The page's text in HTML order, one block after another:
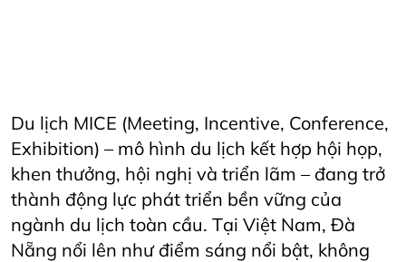
Du lịch MICE (Meeting, Incentive, Conference,
Exhibition) – mô hình du lịch kết hợp hội họp,
khen thưởng, hội nghị và triển lãm – đang trở
thành động lực phát triển bền vững của
ngành du lịch toàn cầu. Tại Việt Nam, Đà
Nẵng nổi lên như điểm sáng nổi bật, không